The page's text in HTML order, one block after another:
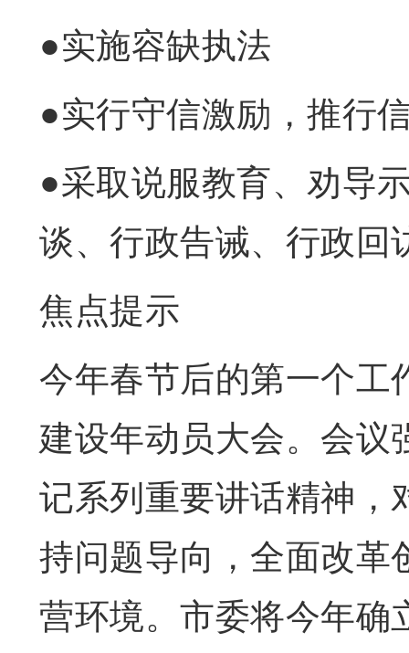
●实施容缺执法
●实行守信激励，推行
●采取说服教育、劝导
谈、行政告诫、行政回
焦点提示
今年春节后的第一个工
建设年动员大会。会议
记系列重要讲话精神，
持问题导向，全面改革
营环境。市委将今年确